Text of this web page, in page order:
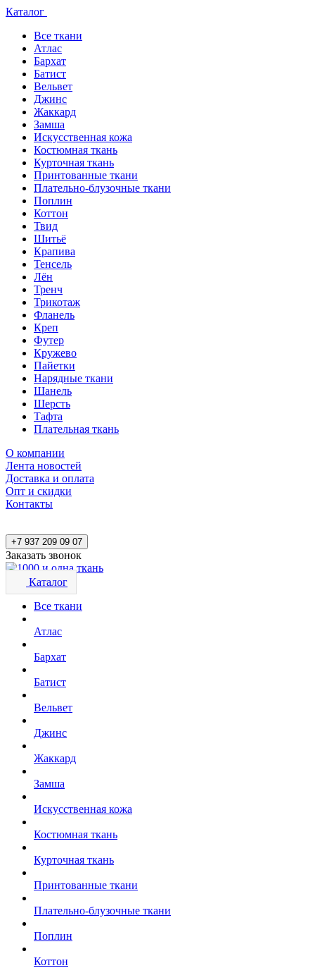
Каталог
Все ткани
Атлас
Бархат
Батист
Вельвет
Джинс
Жаккард
Замша
Искусственная кожа
Костюмная ткань
Курточная ткань
Принтованные ткани
Плательно-блузочные ткани
Поплин
Коттон
Твид
Шитьё
Крапива
Тенсель
Лён
Тренч
Трикотаж
Фланель
Креп
Футер
Кружево
Пайетки
Нарядные ткани
Шанель
Шерсть
Тафта
Плательная ткань
О компании
Лента новостей
Доставка и оплата
Опт и скидки
Контакты
+7 937 209 09 07
Заказать звонок
Каталог
Все ткани
Атлас
Бархат
Батист
Вельвет
Джинс
Жаккард
Замша
Искусственная кожа
Костюмная ткань
Курточная ткань
Принтованные ткани
Плательно-блузочные ткани
Поплин
Коттон